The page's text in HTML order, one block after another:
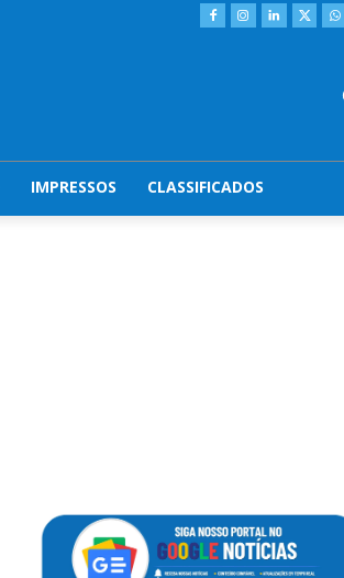
IMPRESSOS CLASSIFICADOS